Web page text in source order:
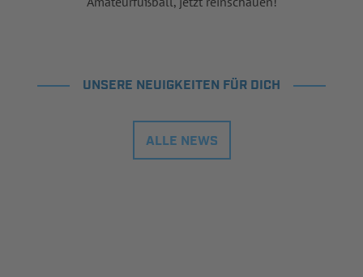
UNSERE NEUIGKEITEN FÜR DICH
ALLE NEWS